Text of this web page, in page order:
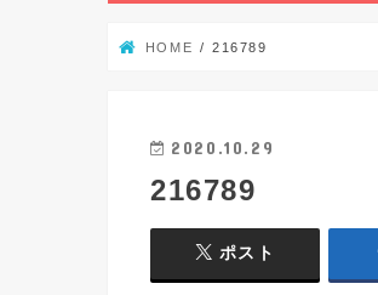
HOME 216789
2020.10.29
216789
ポスト